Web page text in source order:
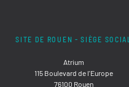
SITE DE ROUEN - SIÈGE SOCIAL
Atrium
115 Boulevard de l'Europe
76100 Rouen